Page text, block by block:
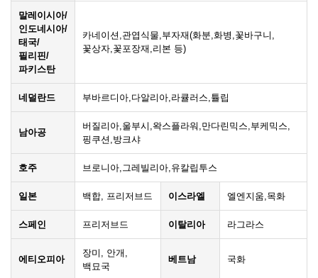
말레이시아/
인도네시아/
태국/
필리핀/
파키스탄
카네이션,관엽식물,부자재(화분,화병,꽃바구니,
꽃상자,꽃포장재,리본 등)
네덜란드 부바르디아,다알리아,라큘러스,튤립
남아공
버질리아,울부시,왁스플라워,만다린믹스,부케믹스,
핑쿠션,방크샤
호주 브로니아,그레빌리아,유칼립투스
일본 백합, 프리저브드 이스라엘 엘엔지움,목화
스페인 프리저브드 이탈리아 라그라스
에티오피아
장미, 안개,
백묘국
베트남 국화